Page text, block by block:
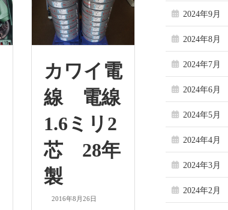
カワイ電
線 電線
1.6ミリ2
芯 28年
製
2016年8月26日
2024年9月
2024年8月
2024年7月
2024年6月
2024年5月
2024年4月
2024年3月
2024年2月